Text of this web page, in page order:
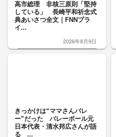
高市総理 非核三原則「堅持
している」 長崎平和祈念式
典あいさつ全文｜FNNプラ
イ...
2026年8月9日
きっかけは“ママさんバレ
ー”だった バレーボール元
日本代表・清水邦広さんが語
る ...